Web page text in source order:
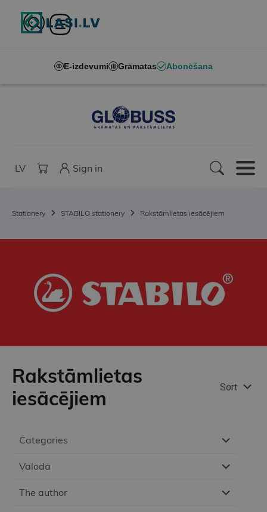
E-izdevumi Grāmatas Abonēšana
LV Sign in
Stationery STABILO stationery Rakstāmlietas iesācējiem
Categories
Valoda
The author
Rakstāmlietas
iesācējiem
Sort